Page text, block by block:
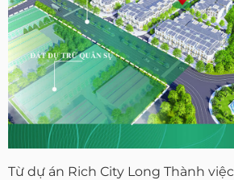
Từ dự án Rich City Long Thành